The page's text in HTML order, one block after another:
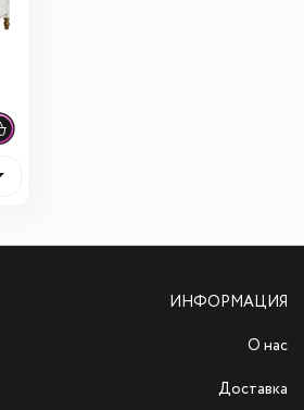
ИНФОРМАЦИЯ
О нас
Доставка